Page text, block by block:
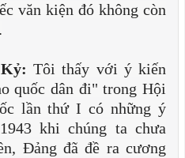
văn kiện đó không còn
Tôi thấy với ý kiến
quốc dân đi" trong Hội
lần thứ I có những ý
khi chúng ta chưa
Đảng đã đề ra cương